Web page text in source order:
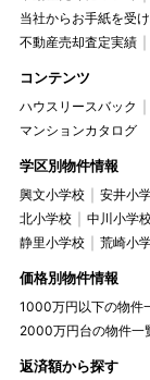
当社からお手紙を受
不動産売却査定実績
コンテンツ
ハウスリースバック
マンションカタログ
学区別物件情報
興文小学校 安井小
北小学校
中川小学
静里小学校
荒崎小
価格別物件情報
1000万円以下の物件
2000万円台の物件一
返済額から探す